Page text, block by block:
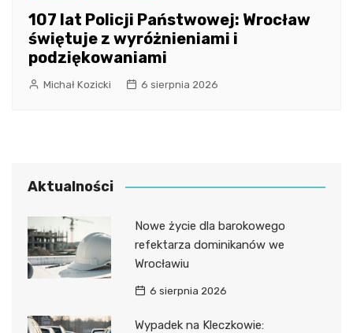
107 lat Policji Państwowej: Wrocław
świętuje z wyróżnieniami i
podziękowaniami
Michał Kozicki 6 sierpnia 2026
Aktualności
Nowe życie dla barokowego
refektarza dominikanów we
Wrocławiu
6 sierpnia 2026
Wypadek na Kleczkowie: